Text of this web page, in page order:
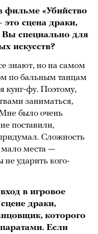
фильме «Убийство
это сцена драки,
специально для
искусств?
знают, но на самом
по бальным танцам
кунг-фу. Поэтому,
заниматься,
было очень
поставили,
Сложность
места —
не ударить кого-
в игровое
драки,
которого
Если